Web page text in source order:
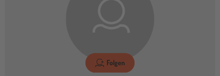
Folgen